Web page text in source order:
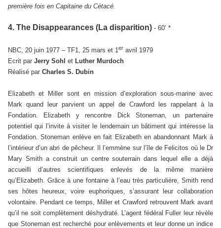
première fois en Capitaine du Cétacé.
4. The Disappearances (La disparition) - 60’ *
NBC, 20 juin 1977 – TF1, 25 mars et 1er avril 1979
Ecrit par Jerry Sohl et Luther Murdoch
Réalisé par Charles S. Dubin
Elizabeth et Miller sont en mission d’exploration sous-marine avec
Mark quand leur parvient un appel de Crawford les rappelant à la
Fondation. Elizabeth y rencontre Dick Stoneman, un partenaire
potentiel qui l’invite à visiter le lendemain un bâtiment qui intéresse la
Fondation. Stoneman enlève en fait Elizabeth en abandonnant Mark à
l’intérieur d’un abri de pêcheur. Il l’emmène sur l’île de Felicitos où le Dr
Mary Smith a construit un centre souterrain dans lequel elle a déjà
accueilli d’autres scientifiques enlevés de la même manière
qu’Elizabeth. Grâce à une fontaine à l’eau très particulière, Smith rend
ses hôtes heureux, voire euphoriques, s’assurant leur collaboration
volontaire. Pendant ce temps, Miller et Crawford retrouvent Mark avant
qu’il ne soit complètement déshydraté. L’agent fédéral Fuller leur révèle
que Stoneman est recherché pour enlèvements et leur donne un indice